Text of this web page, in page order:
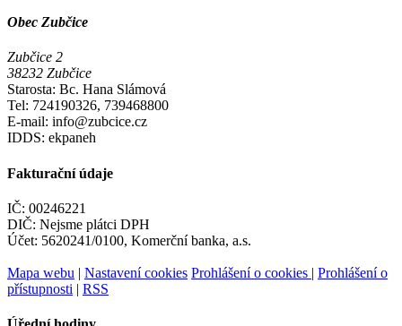
Obec Zubčice
Zubčice 2
38232 Zubčice
Starosta: Bc. Hana Slámová
Tel: 724190326, 739468800
E-mail: info@zubcice.cz
IDDS: ekpaneh
Fakturační údaje
IČ: 00246221
DIČ: Nejsme plátci DPH
Účet: 5620241/0100, Komerční banka, a.s.
Mapa webu | Nastavení cookies Prohlášení o cookies | Prohlášení o
přístupnosti | RSS